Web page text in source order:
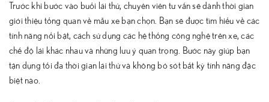
Trước khi bước vào buổi lái thử, chuyên viên tư vấn sẽ dành thời gian
giới thiệu tổng quan về mẫu xe bạn chọn. Bạn sẽ được tìm hiểu về các
tính năng nổi bật, cách sử dụng các hệ thống công nghệ trên xe, các
chế độ lái khác nhau và những lưu ý quan trọng. Bước này giúp bạn
tận dụng tối đa thời gian lái thử và không bỏ sót bất kỳ tính năng đặc
biệt nào.